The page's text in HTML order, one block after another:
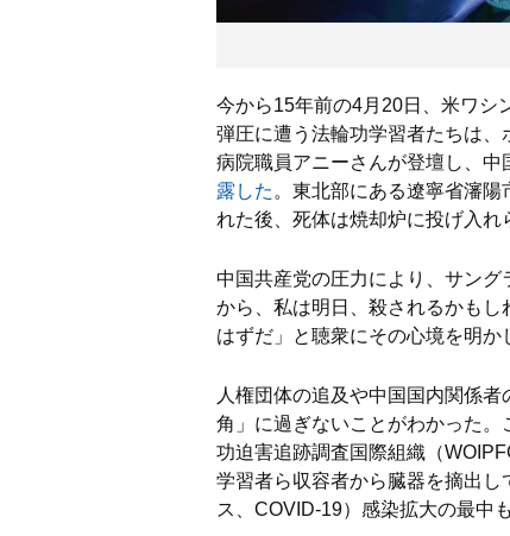
十
分
」
「
1
日
4
件
の
今から15年前の4月20日、米ワシ
弾圧に遭う法輪功学習者たちは
病院職員アニーさんが登壇し、
露した 。東北部にある遼寧省瀋
れた後、死体は焼却炉に投げ入れ
中国共産党の圧力により、サン
から、私は明日、殺されるかも
はずだ」と聴衆にその心境を明か
人権団体の追及や中国国内関係
角」に過ぎないことがわかった
功迫害追跡調査国際組織（
学習者ら収容者から臓器を摘出
ス、COVID-19）感染拡大の最中